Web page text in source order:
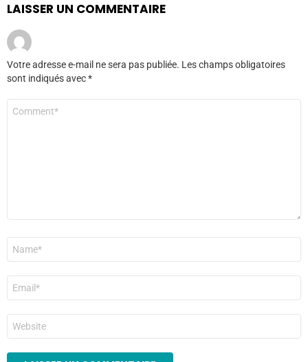
LAISSER UN COMMENTAIRE
Votre adresse e-mail ne sera pas publiée. Les champs obligatoires
sont indiqués avec*
mail
*
Site
web